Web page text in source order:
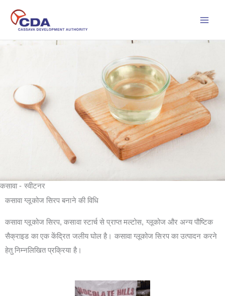
कसावा - स्वीटनर
कसावा ग्लूकोज सिरप बनाने की विधि
कसावा ग्लूकोज सिरप, कसावा स्टार्च से प्राप्त मल्टोस, ग्लूकोज और अन्य पौष्टिक
सैक्राइड का एक केंद्रित जलीय घोल है। कसावा ग्लूकोज सिरप का उत्पादन करने
हेतु निम्नलिखित प्रक्रिया है।